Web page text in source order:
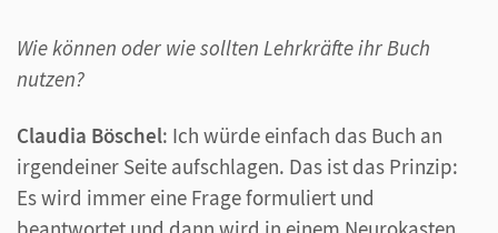
Wie können oder wie sollten Lehrkräfte ihr Buch
nutzen?
Claudia Böschel: Ich würde einfach das Buch an
irgendeiner Seite aufschlagen. Das ist das Prinzip:
Es wird immer eine Frage formuliert und